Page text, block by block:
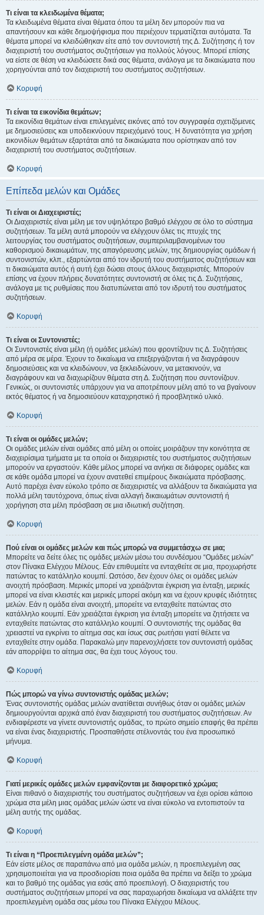
Τι είναι τα κλειδωμένα θέματα;
Τα κλειδωμένα θέματα είναι θέματα όπου τα μέλη δεν μπορούν πια να
απαντήσουν και κάθε δημοψήφισμα που περιέχουν τερματίζεται αυτόματα. Τα
θέματα μπορεί να κλειδώθηκαν είτε από τον συντονιστή της Δ. Συζήτησης ή τον
διαχειριστή του συστήματος συζητήσεων για πολλούς λόγους. Μπορεί επίσης
να είστε σε θέση να κλειδώσετε δικά σας θέματα, ανάλογα με τα δικαιώματα που
χορηγούνται από τον διαχειριστή του συστήματος συζητήσεων.
Κορυφή
Τι είναι τα εικονίδια θεμάτων;
Τα εικονίδια θεμάτων είναι επιλεγμένες εικόνες από τον συγγραφέα σχετιζόμενες
με δημοσιεύσεις και υποδεικνύουν περιεχόμενό τους. Η δυνατότητα για χρήση
εικονιδίων θεμάτων εξαρτάται από τα δικαιώματα που ορίστηκαν από τον
διαχειριστή του συστήματος συζητήσεων.
Κορυφή
Επίπεδα μελών και Ομάδες
Τι είναι οι Διαχειριστές;
Οι Διαχειριστές είναι μέλη με τον υψηλότερο βαθμό ελέγχου σε όλο το σύστημα
συζητήσεων. Τα μέλη αυτά μπορούν να ελέγχουν όλες τις πτυχές της
λειτουργίας του συστήματος συζητήσεων, συμπεριλαμβανομένων του
καθορισμού δικαιωμάτων, της απαγόρευσης μελών, της δημιουργίας ομάδων ή
συντονιστών, κλπ., εξαρτώνται από τον ιδρυτή του συστήματος συζητήσεων και
τι δικαιώματα αυτός ή αυτή έχει δώσει στους άλλους διαχειριστές. Μπορούν
επίσης να έχουν πλήρεις δυνατότητες συντονιστή σε όλες τις Δ. Συζητήσεις,
ανάλογα με τις ρυθμίσεις που διατυπώνεται από τον ιδρυτή του συστήματος
συζητήσεων.
Κορυφή
Τι είναι οι Συντονιστές;
Οι Συντονιστές είναι μέλη (ή ομάδες μελών) που φροντίζουν τις Δ. Συζητήσεις
από μέρα σε μέρα. Έχουν το δικαίωμα να επεξεργάζονται ή να διαγράφουν
δημοσιεύσεις και να κλειδώνουν, να ξεκλειδώνουν, να μετακινούν, να
διαγράφουν και να διαχωρίζουν θέματα στη Δ. Συζήτηση που συντονίζουν.
Γενικώς, οι συντονιστές υπάρχουν για να αποτρέπουν μέλη από το να βγαίνουν
εκτός θέματος ή να δημοσιεύουν καταχρηστικό ή προσβλητικό υλικό.
Κορυφή
Τι είναι οι ομάδες μελών;
Οι ομάδες μελών είναι ομάδες από μέλη οι οποίες μοιράζουν την κοινότητα σε
διαχειρίσιμα τμήματα με τα οποία οι διαχειριστές του συστήματος συζητήσεων
μπορούν να εργαστούν. Κάθε μέλος μπορεί να ανήκει σε διάφορες ομάδες και
σε κάθε ομάδα μπορεί να έχουν ανατεθεί επιμέρους δικαιώματα πρόσβασης.
Αυτό παρέχει έναν εύκολο τρόπο σε διαχειριστές να αλλάξουν τα δικαιώματα για
πολλά μέλη ταυτόχρονα, όπως είναι αλλαγή δικαιωμάτων συντονιστή ή
χορήγηση στα μέλη πρόσβαση σε μια ιδιωτική συζήτηση.
Κορυφή
Πού είναι οι ομάδες μελών και πώς μπορώ να συμμετάσχω σε μια;
Μπορείτε να δείτε όλες τις ομάδες μελών μέσω του συνδέσμου “Ομάδες μελών”
στον Πίνακα Ελέγχου Μέλους. Εάν επιθυμείτε να ενταχθείτε σε μια, προχωρήστε
πατώντας το κατάλληλο κουμπί. Ωστόσο, δεν έχουν όλες οι ομάδες μελών
ανοιχτή πρόσβαση. Μερικές μπορεί να χρειάζονται έγκριση για ένταξη, μερικές
μπορεί να είναι κλειστές και μερικές μπορεί ακόμη και να έχουν κρυφές ιδιότητες
μελών. Εάν η ομάδα είναι ανοιχτή, μπορείτε να ενταχθείτε πατώντας στο
κατάλληλο κουμπί. Εάν χρειάζεται έγκριση για ένταξη μπορείτε να ζητήσετε να
ενταχθείτε πατώντας στο κατάλληλο κουμπί. Ο συντονιστής της ομάδας θα
χρειαστεί να εγκρίνει το αίτημα σας και ίσως σας ρωτήσει γιατί θέλετε να
ενταχθείτε στην ομάδα. Παρακαλώ μην παρενοχλήσετε τον συντονιστή ομάδας
εάν απορρίψει το αίτημα σας, θα έχει τους λόγους του.
Κορυφή
Πώς μπορώ να γίνω συντονιστής ομάδας μελών;
Ένας συντονιστής ομάδας μελών ανατίθεται συνήθως όταν οι ομάδες μελών
δημιουργούνται αρχικά από έναν διαχειριστή του συστήματος συζητήσεων. Αν
ενδιαφέρεστε να γίνετε συντονιστής ομάδας, το πρώτο σημείο επαφής θα πρέπει
να είναι ένας διαχειριστής. Προσπαθήστε στέλνοντάς του ένα προσωπικό
μήνυμα.
Κορυφή
Γιατί μερικές ομάδες μελών εμφανίζονται με διαφορετικό χρώμα;
Είναι πιθανό ο διαχειριστής του συστήματος συζητήσεων να έχει ορίσει κάποιο
χρώμα στα μέλη μιας ομάδας μελών ώστε να είναι εύκολο να εντοπιστούν τα
μέλη αυτής της ομάδας.
Κορυφή
Τι είναι η “Προεπιλεγμένη ομάδα μελών”;
Εάν είστε μέλος σε παραπάνω από μια ομάδα μελών, η προεπιλεγμένη σας
χρησιμοποιείται για να προσδιορίσει ποια ομάδα θα πρέπει να δείξει το χρώμα
και το βαθμό της ομάδας για εσάς από προεπιλογή. Ο διαχειριστής του
συστήματος συζητήσεων μπορεί να σας παραχωρήσει δικαίωμα να αλλάξετε την
προεπιλεγμένη ομάδα σας μέσω του Πίνακα Ελέγχου Μέλους.